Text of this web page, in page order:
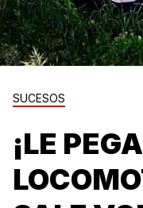
SUCESOS
¡LE PEGA